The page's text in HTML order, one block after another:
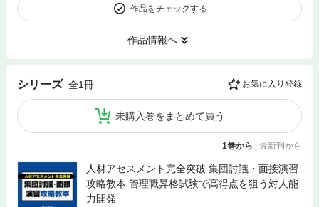
作品をチェックする
作品情報へ
シリーズ 全1冊 お気に入り登録
未購入巻をまとめて買う
1巻から | 最新刊から
人材アセスメント完全突破 集団討議・面接演習
攻略教本 管理職昇格試験で高得点を狙う対人能
力開発